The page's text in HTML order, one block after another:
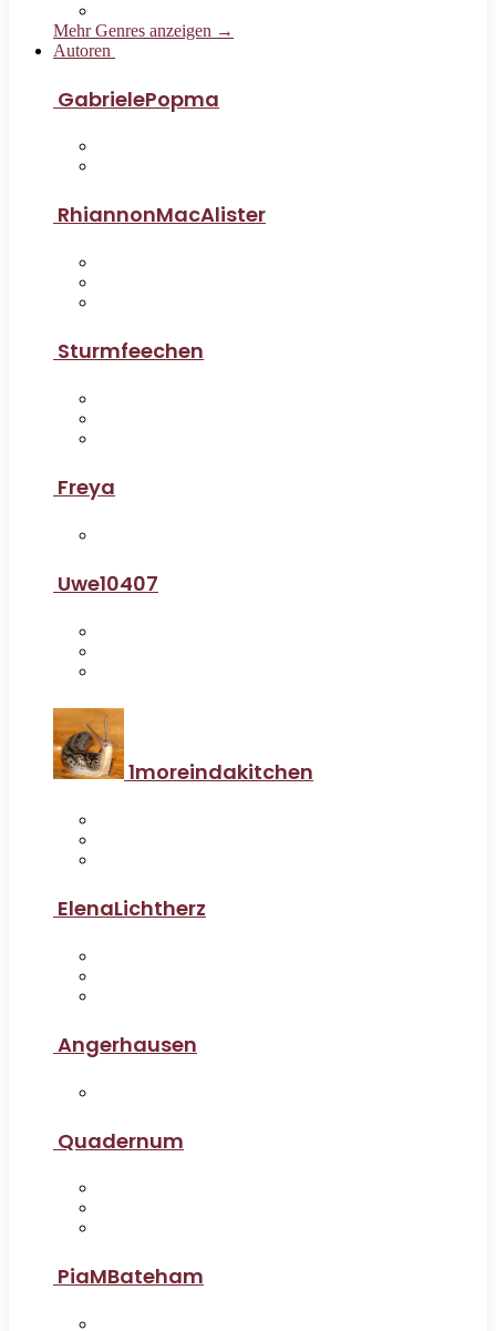
Mehr Genres anzeigen →
Autoren
GabrielePopma
RhiannonMacAlister
Sturmfeechen
Freya
Uwe10407
1moreindakitchen
ElenaLichtherz
Angerhausen
Quadernum
PiaMBateham